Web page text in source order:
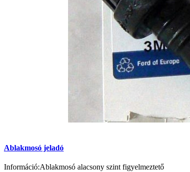
Ablakmosó jeladó
Információ:Ablakmosó alacsony szint figyelmeztető